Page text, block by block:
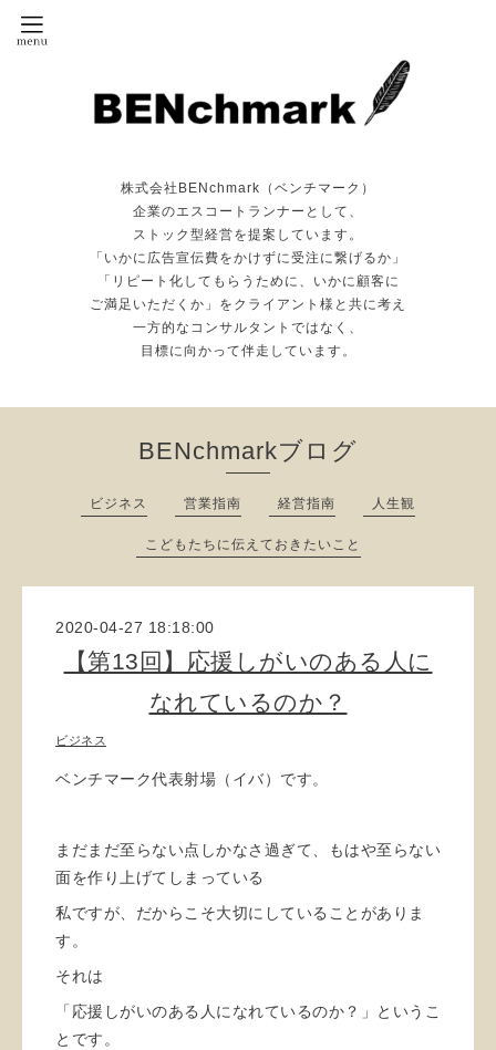
株式会社BENchmark（ベンチマーク）
企業のエスコートランナーとして、
ストック型経営を提案しています。
「いかに広告宣伝費をかけずに受注に繋げるか」
「リピート化してもらうために、いかに顧客に
ご満足いただくか」をクライアント様と共に考え
一方的なコンサルタントではなく、
目標に向かって伴走しています。
BENchmarkブログ
ビジネス 営業指南 経営指南 人生観
こどもたちに伝えておきたいこと
2020-04-27 18:18:00
【第13回】応援しがいのある人に
なれているのか？
ビジネス
ベンチマーク代表射場（イバ）です。
まだまだ至らない点しかなさ過ぎて、もはや至らない
面を作り上げてしまっている
私ですが、だからこそ大切にしていることがありま
す。
それは
「応援しがいのある人になれているのか？」というこ
とです。